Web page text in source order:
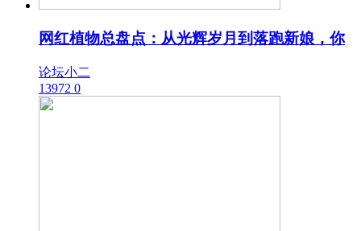
网红植物总盘点：从光辉岁月到落跑新娘，你
论坛小二
13972 0